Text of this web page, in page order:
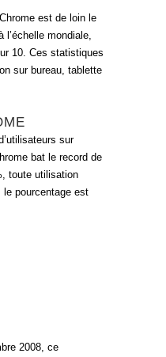
est de loin le
l’échelle mondiale,
10. Ces statistiques
sur bureau, tablette
sur
bat le record de
toute utilisation
pourcentage est
2008, ce